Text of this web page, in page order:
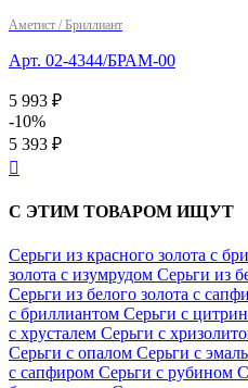
Аметист / Бриллиант
Арт. 02-4344/БРАМ-00
5 993 ₽
-10%
5 393 ₽

С ЭТИМ ТОВАРОМ ИЩУТ
Серьги из красного золота с
золота с изумрудом Серьги из
Серьги из белого золота с
с бриллиантом Серьги с
с хрусталем Серьги с
Серьги с опалом Серьги с
с сапфиром Серьги с рубином